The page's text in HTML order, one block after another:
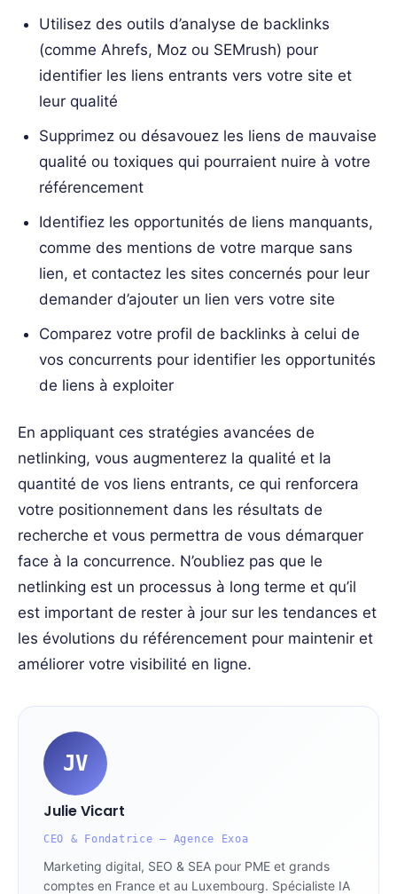
Utilisez des outils d’analyse de backlinks
(comme Ahrefs, Moz ou SEMrush) pour
identifier les liens entrants vers votre site et
leur qualité
Supprimez ou désavouez les liens de mauvaise
qualité ou toxiques qui pourraient nuire à votre
référencement
Identifiez les opportunités de liens manquants,
comme des mentions de votre marque sans
lien, et contactez les sites concernés pour leur
demander d’ajouter un lien vers votre site
Comparez votre profil de backlinks à celui de
vos concurrents pour identifier les opportunités
de liens à exploiter
En appliquant ces stratégies avancées de
netlinking, vous augmenterez la qualité et la
quantité de vos liens entrants, ce qui renforcera
votre positionnement dans les résultats de
recherche et vous permettra de vous démarquer
face à la concurrence. N’oubliez pas que le
netlinking est un processus à long terme et qu’il
est important de rester à jour sur les tendances et
les évolutions du référencement pour maintenir et
améliorer votre visibilité en ligne.
JV
Julie Vicart
CEO & Fondatrice — Agence Exoa
Marketing digital, SEO & SEA pour PME et grands
comptes en France et au Luxembourg. Spécialiste IA